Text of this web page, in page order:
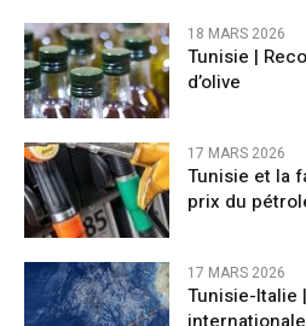
18 MARS 2026
Tunisie |
d’olive
17 MARS 2026
Tunisie et la
prix du
17 MARS 2026
Tunisie-Italie